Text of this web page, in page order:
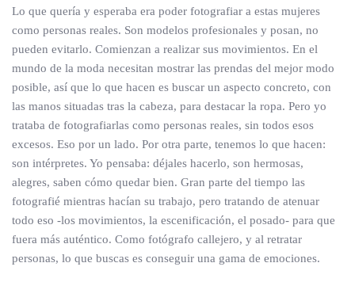
Lo que quería y esperaba era poder fotografiar a estas mujeres
como personas reales. Son modelos profesionales y posan, no
pueden evitarlo. Comienzan a realizar sus movimientos. En el
mundo de la moda necesitan mostrar las prendas del mejor modo
posible, así que lo que hacen es buscar un aspecto concreto, con
las manos situadas tras la cabeza, para destacar la ropa. Pero yo
trataba de fotografiarlas como personas reales, sin todos esos
excesos. Eso por un lado. Por otra parte, tenemos lo que hacen:
son intérpretes. Yo pensaba: déjales hacerlo, son hermosas,
alegres, saben cómo quedar bien. Gran parte del tiempo las
fotografié mientras hacían su trabajo, pero tratando de atenuar
todo eso -los movimientos, la escenificación, el posado- para que
fuera más auténtico. Como fotógrafo callejero, y al retratar
personas, lo que buscas es conseguir una gama de emociones.